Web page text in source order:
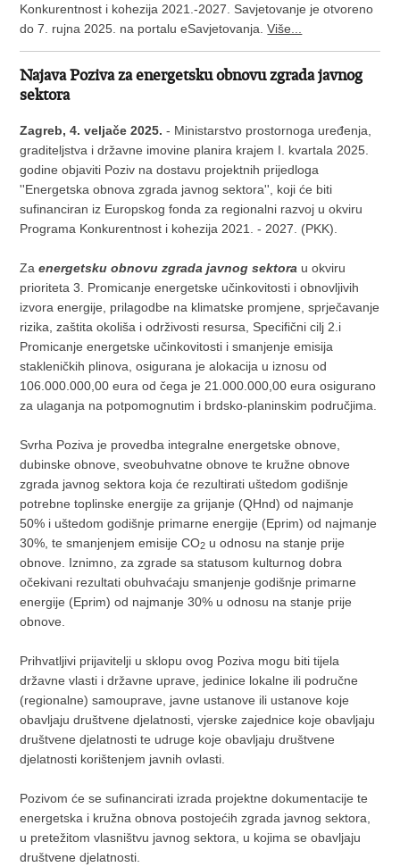
Konkurentnost i kohezija 2021.-2027. Savjetovanje je otvoreno
do 7. rujna 2025. na portalu eSavjetovanja.Više...
Najava Poziva za energetsku obnovu zgrada javnog
sektora
Zagreb, 4. veljače 2025. - Ministarstvo prostornoga uređenja,
graditeljstva i državne imovine planira krajem I. kvartala 2025.
godine objaviti Poziv na dostavu projektnih prijedloga
''Energetska obnova zgrada javnog sektora'', koji će biti
sufinanciran iz Europskog fonda za regionalni razvoj u okviru
Programa Konkurentnost i kohezija 2021. - 2027. (PKK).
Zaenergetsku obnovu zgrada javnog sektora u okviru
prioriteta 3. Promicanje energetske učinkovitosti i obnovljivih
izvora energije, prilagodbe na klimatske promjene, sprječavanje
rizika, zaštita okoliša i održivosti resursa, Specifični cilj 2.i
Promicanje energetske učinkovitosti i smanjenje emisija
stakleničkih plinova, osigurana je alokacija u iznosu od
106.000.000,00 eura od čega je 21.000.000,00 eura osigurano
za ulaganja na potpomognutim i brdsko-planinskim područjima.
Svrha Poziva je provedba integralne energetske obnove,
dubinske obnove, sveobuhvatne obnove te kružne obnove
zgrada javnog sektora koja će rezultirati uštedom godišnje
potrebne toplinske energije za grijanje (QHnd) od najmanje
50% i uštedom godišnje primarne energije (Eprim) od najmanje
30%, te smanjenjem emisije CO2 u odnosu na stanje prije
obnove. Iznimno, za zgrade sa statusom kulturnog dobra
očekivani rezultati obuhvaćaju smanjenje godišnje primarne
energije (Eprim) od najmanje 30% u odnosu na stanje prije
obnove.
Prihvatljivi prijavitelji u sklopu ovog Poziva mogu biti tijela
državne vlasti i državne uprave, jedinice lokalne ili područne
(regionalne) samouprave, javne ustanove ili ustanove koje
obavljaju društvene djelatnosti, vjerske zajednice koje obavljaju
društvene djelatnosti te udruge koje obavljaju društvene
djelatnosti korištenjem javnih ovlasti.
Pozivom će se sufinancirati izrada projektne dokumentacije te
energetska i kružna obnova postojećih zgrada javnog sektora,
u pretežitom vlasništvu javnog sektora, u kojima se obavljaju
društvene djelatnosti.